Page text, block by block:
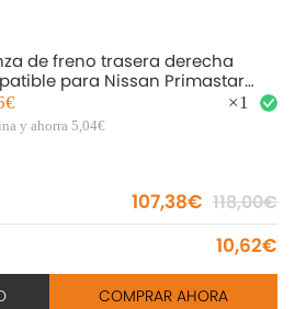
de freno trasera derecha
para Nissan Primastar
para Renault Traffic
para Opel
y ahorra 5,04€
×1
107,38€ 118,00€
10,62€
COMPRAR AHORA